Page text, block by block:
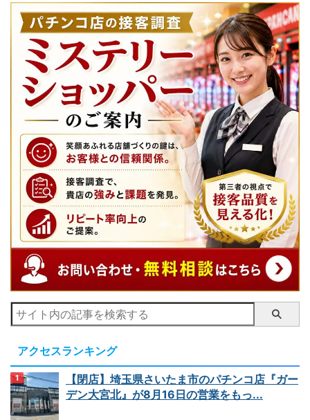
アクセスランキング
【閉店】埼玉県さいたま市のパチンコ店『ガー
デン大宮北』が8月16日の営業をもっ...